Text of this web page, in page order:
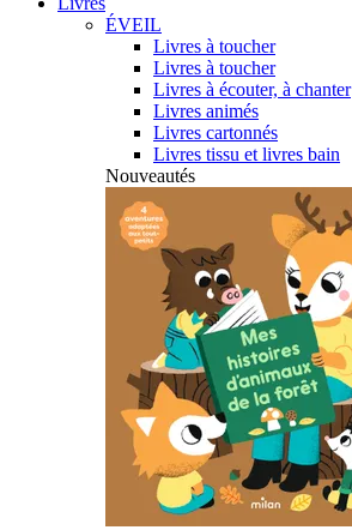
ÉVEIL
Livres à toucher
Livres à toucher
Livres à écouter, à chanter
Livres animés
Livres cartonnés
Livres tissu et livres bain
Nouveautés